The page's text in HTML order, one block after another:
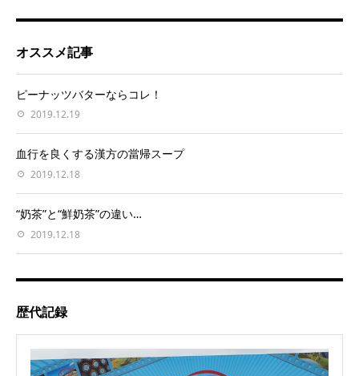
オススメ記事
ピーナッツバターならコレ！
2019.12.19
血行を良くする漢方の當帰スープ
2019.12.18
“奶茶”と“鮮奶茶”の違い…
2019.12.18
歴代記録